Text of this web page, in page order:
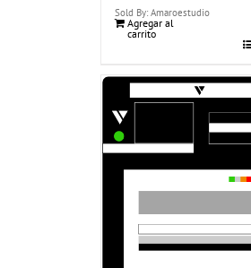
Sold By: Amaroestudio
Agregar al
carrito